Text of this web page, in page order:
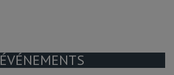
ÉVÉNEMENTS